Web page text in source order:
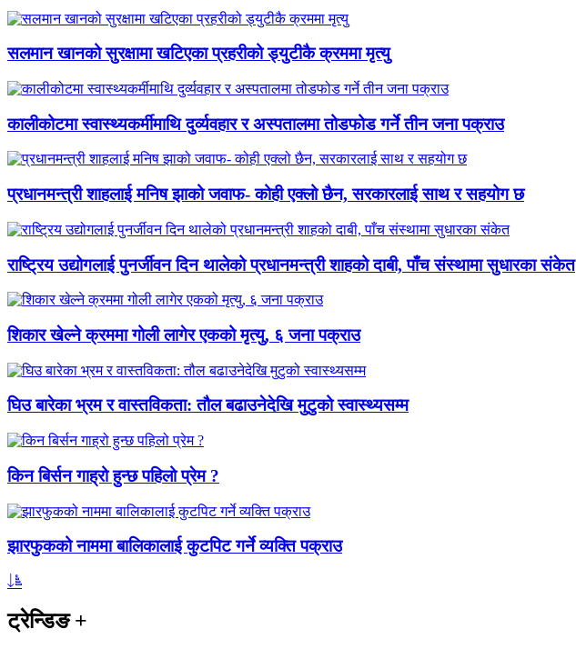
सलमान खानको सुरक्षामा खटिएका प्रहरीको ड्युटीकै क्रममा मृत्यु
कालीकोटमा स्वास्थ्यकर्मीमाथि दुर्व्यवहार र अस्पतालमा तोडफोड गर्ने तीन जना पक्राउ
प्रधानमन्त्री शाहलाई मनिष झाको जवाफ- कोही एक्लो छैन, सरकारलाई साथ र सहयोग छ
राष्ट्रिय उद्योगलाई पुनर्जीवन दिन थालेको प्रधानमन्त्री शाहको दाबी, पाँच संस्थामा सुधारका संकेत
शिकार खेल्ने क्रममा गोली लागेर एकको मृत्यु, ६ जना पक्राउ
घिउ बारेका भ्रम र वास्तविकता: तौल बढाउनेदेखि मुटुको स्वास्थ्यसम्म
किन बिर्सन गाह्रो हुन्छ पहिलो प्रेम ?
झारफुकको नाममा बालिकालाई कुटपिट गर्ने व्यक्ति पक्राउ
ट्रेन्डिङ+